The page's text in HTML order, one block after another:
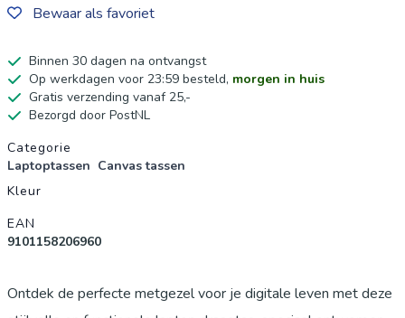
Bewaar als favoriet
Binnen 30 dagen na ontvangst
Op werkdagen voor 23:59 besteld, morgen in huis
Gratis verzending vanaf 25,-
Bezorgd door PostNL
Productgegevens
Categorie
Laptoptassen Canvas tassen
Kleur
EAN
9101158206960
Ontdek de perfecte metgezel voor je digitale leven met deze